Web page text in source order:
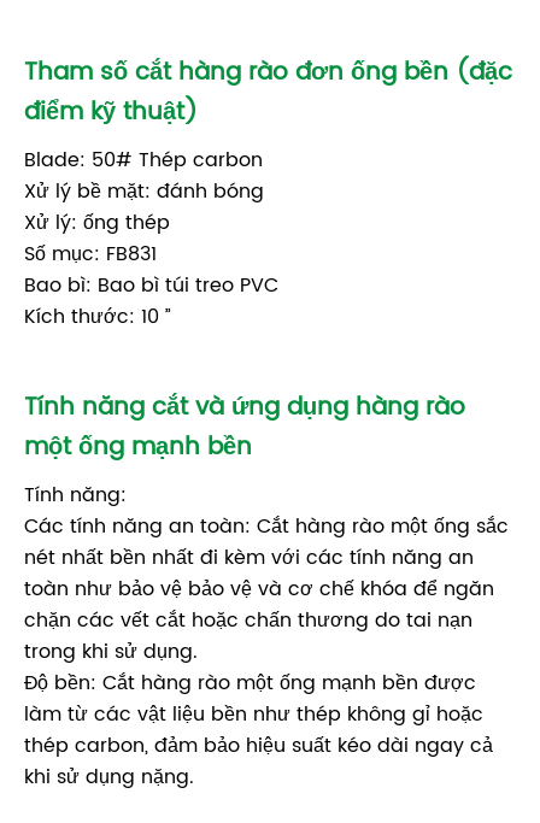
Tham số cắt hàng rào đơn ống bền (đặc
điểm kỹ thuật)
Blade: 50# Thép carbon
Xử lý bề mặt: đánh bóng
Xử lý: ống thép
Số mục: FB831
Bao bì: Bao bì túi treo PVC
Kích thước: 10 ”
Tính năng cắt và ứng dụng hàng rào
một ống mạnh bền
Tính năng:
Các tính năng an toàn: Cắt hàng rào một ống sắc
nét nhất bền nhất đi kèm với các tính năng an
toàn như bảo vệ bảo vệ và cơ chế khóa để ngăn
chặn các vết cắt hoặc chấn thương do tai nạn
trong khi sử dụng.
Độ bền: Cắt hàng rào một ống mạnh bền được
làm từ các vật liệu bền như thép không gỉ hoặc
thép carbon, đảm bảo hiệu suất kéo dài ngay cả
khi sử dụng nặng.